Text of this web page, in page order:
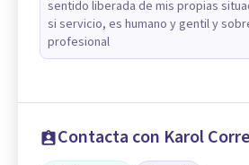
sentido liberada de mis propias
si servicio, es humano y gentil y
profesional
Contacta con Karol